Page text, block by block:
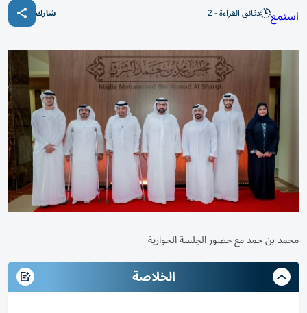
استمع دقائق القراءة - 2 شارك
محمد بن حمد مع حضور الجلسة الحوارية
الخلاصة